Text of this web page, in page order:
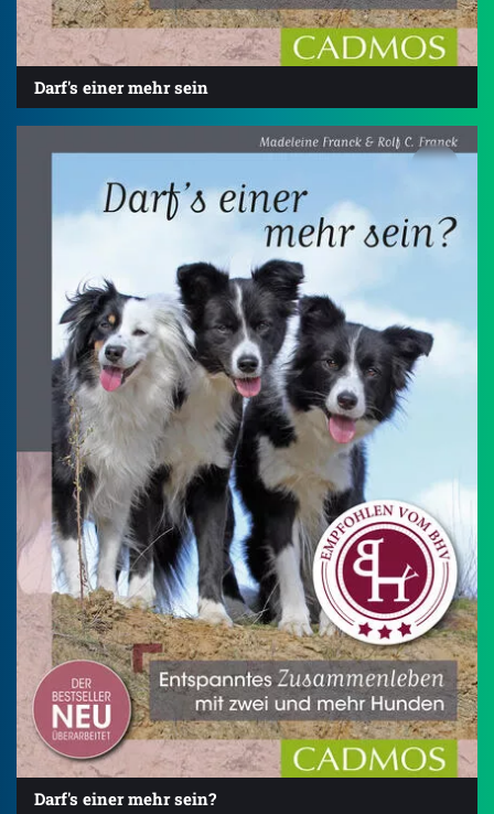
Darf's einer mehr sein
Darf's einer mehr sein?